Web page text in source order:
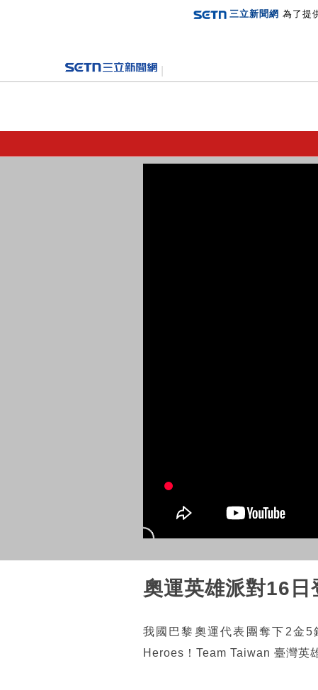
三立新聞網 為了提
奧運英雄派對16
我國巴黎奧運代表團奪下2金
Heroes！Team Taiwan 臺灣英